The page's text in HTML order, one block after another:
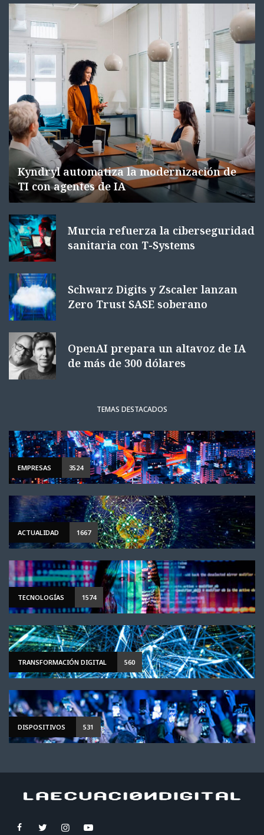
Kyndryl automatiza la modernización de
TI con agentes de IA
Murcia refuerza la ciberseguridad
sanitaria con T-Systems
Schwarz Digits y Zscaler lanzan
Zero Trust SASE soberano
OpenAI prepara un altavoz de IA
de más de 300 dólares
TEMAS DESTACADOS
EMPRESAS 3524
ACTUALIDAD 1667
TECNOLOGÍAS 1574
TRANSFORMACIÓN DIGITAL 560
DISPOSITIVOS 531